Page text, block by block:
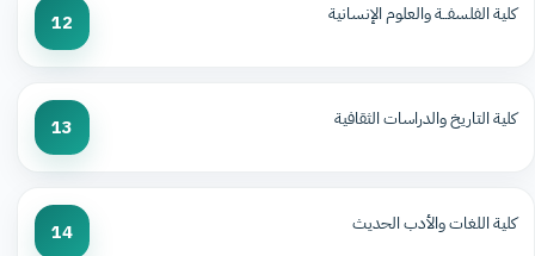
كلية الفلسفــة والعلوم الإنسانية 12
كلية التاريخ والدراسات الثقافية 13
كلية اللغات والأدب الحديث 14